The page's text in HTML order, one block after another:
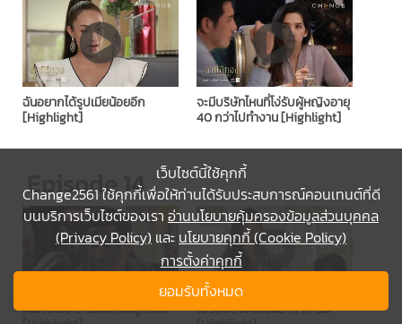
ฉันอยากได้รูปเมียน้อยอีก
[Highlight]
จะมีบริษัทไหนที่โง่รับผู้หญิงอายุ
40 กว่าไปทำงาน [Highlight]
Episode 14
ผมกับเมียเราไม่มีสิทธิ์มีลูกแล้ว เปรียบดั่งผัวเป็นอากาศ สม!
เว็บไซต์นี้ใช้คุกกี้
Change2561 ใช้คุกกี้เพื่อให้ท่านได้รับประสบการณ์คอนเทนต์ที่ดี
บนบริการเว็บไซต์ของเรา อ่านนโยบายคุ้มครองข้อมูลส่วนบุคคล
(Privacy Policy) และ นโยบายคุกกี้ (Cookie Policy)
การตั้งค่าคุกกี้
ยอมรับทั้งหมด